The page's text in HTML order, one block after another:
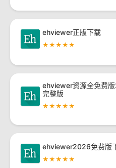
ehviewer正版下载
★★★★★
ehviewer资源全免费
完整版
★★★★★
ehviewer2026免费版
★★★★★